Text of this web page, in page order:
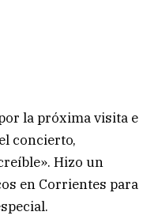
la próxima visita e
concierto,
Hizo un
en Corrientes para